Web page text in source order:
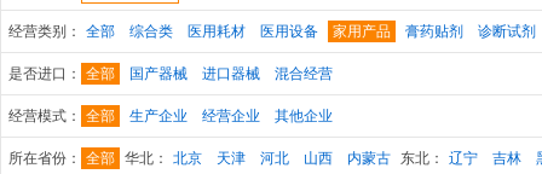
经营类别： 全部 综合类 医用耗材 医用设备 家用产品 膏药贴剂 诊断试剂
是否进口： 全部 国产器械 进口器械 混合经营
经营模式： 全部 生产企业 经营企业 其他企业
所在省份： 全部 华北： 北京 天津 河北 山西 内蒙古 东北： 辽宁 吉林